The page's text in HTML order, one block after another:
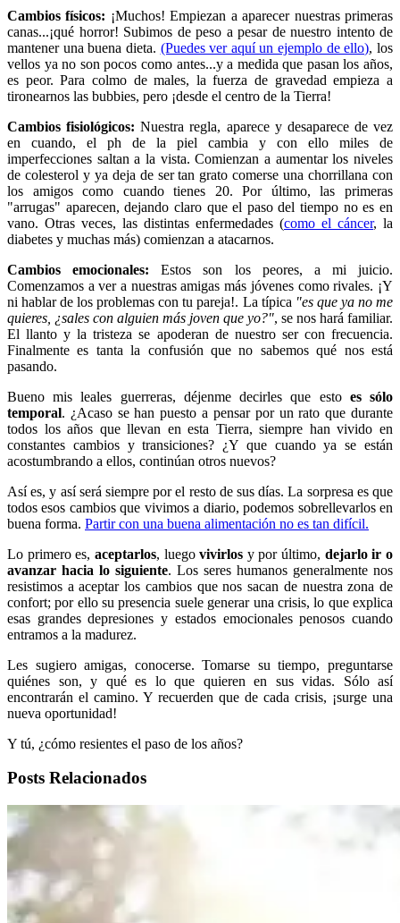
Cambios físicos: ¡Muchos! Empiezan a aparecer nuestras primeras
canas...¡qué horror! Subimos de peso a pesar de nuestro intento de
mantener una buena dieta. (Puedes ver aquí un ejemplo de ello), los
vellos ya no son pocos como antes...y a medida que pasan los años,
es peor. Para colmo de males, la fuerza de gravedad empieza a
tironearnos las bubbies, pero ¡desde el centro de la Tierra!
Cambios fisiológicos: Nuestra regla, aparece y desaparece de vez
en cuando, el ph de la piel cambia y con ello miles de
imperfecciones saltan a la vista. Comienzan a aumentar los niveles
de colesterol y ya deja de ser tan grato comerse una chorrillana con
los amigos como cuando tienes 20. Por último, las primeras
"arrugas" aparecen, dejando claro que el paso del tiempo no es en
vano. Otras veces, las distintas enfermedades (como el cáncer, la
diabetes y muchas más) comienzan a atacarnos.
Cambios emocionales:Estos son los peores, a mi juicio.
Comenzamos a ver a nuestras amigas más jóvenes como rivales. ¡Y
ni hablar de los problemas con tu pareja!. La típica "es que ya no me
quieres, ¿sales con alguien más joven que yo?", se nos hará familiar.
El llanto y la tristeza se apoderan de nuestro ser con frecuencia.
Finalmente es tanta la confusión que no sabemos qué nos está
pasando.
Bueno mis leales guerreras, déjenme decirles que esto es sólo
temporal. ¿Acaso se han puesto a pensar por un rato que durante
todos los años que llevan en esta Tierra, siempre han vivido en
constantes cambios y transiciones? ¿Y que cuando ya se están
acostumbrando a ellos, continúan otros nuevos?
Así es, y así será siempre por el resto de sus días. La sorpresa es que
todos esos cambios que vivimos a diario, podemos sobrellevarlos en
buena forma. Partir con una buena alimentación no es tan difícil.
Lo primero es, aceptarlos, luegovivirlos y por último, dejarlo ir o
avanzar hacia lo siguiente. Los seres humanos generalmente nos
resistimos a aceptar los cambios que nos sacan de nuestra zona de
confort; por ello su presencia suele generar una crisis, lo que explica
esas grandes depresiones y estados emocionales penosos cuando
entramos a la madurez.
Les sugiero amigas, conocerse. Tomarse su tiempo, preguntarse
quiénes son, y qué es lo que quieren en sus vidas. Sólo así
encontrarán el camino. Y recuerden que de cada crisis, ¡surge una
nueva oportunidad!
Y tú, ¿cómo resientes el paso de los años?
Posts Relacionados